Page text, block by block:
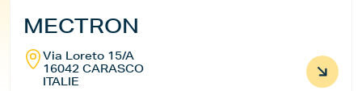
MECTRON
Via Loreto 15/A
16042 CARASCO
ITALIE